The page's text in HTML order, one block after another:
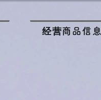
经营商品信息